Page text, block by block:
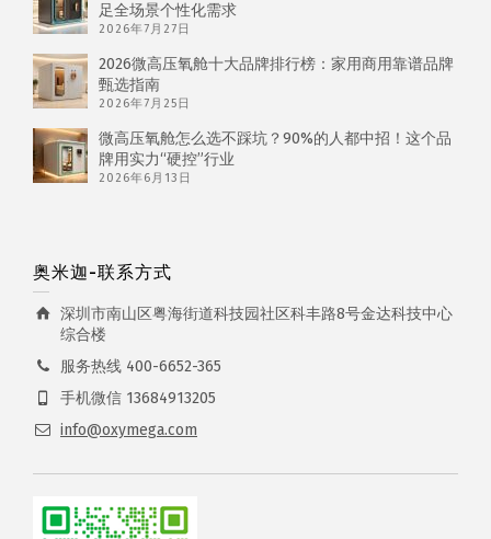
足全场景个性化需求
2026年7月27日
2026微高压氧舱十大品牌排行榜：家用商用靠谱品牌
甄选指南
2026年7月25日
微高压氧舱怎么选不踩坑？90%的人都中招！这个品
牌用实力“硬控”行业
2026年6月13日
奥米迦-联系方式
深圳市南山区粤海街道科技园社区科丰路8号金达科技中心
综合楼
服务热线 400-6652-365
手机微信 13684913205
info@oxymega.com